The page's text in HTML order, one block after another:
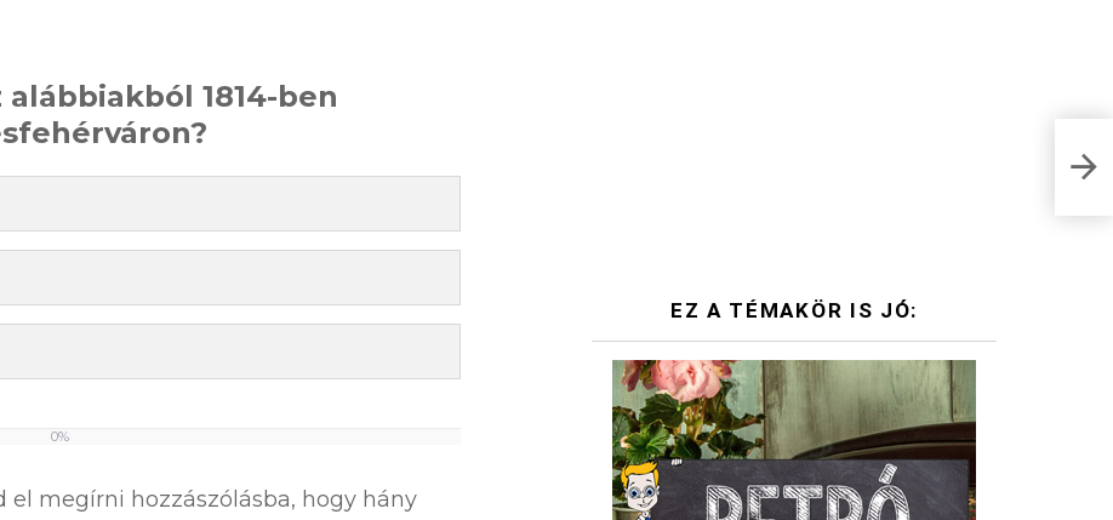
1814-ben
0%
el megírni hozzászólásba, hogy hány
EZ A TÉMAKÖR IS JÓ: